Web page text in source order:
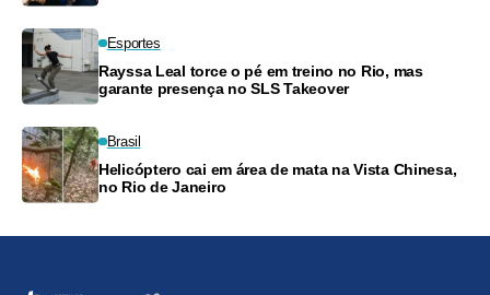
Esportes
Rayssa Leal torce o pé em treino no Rio, mas
garante presença no SLS Takeover
Brasil
Helicóptero cai em área de mata na Vista Chinesa,
no Rio de Janeiro